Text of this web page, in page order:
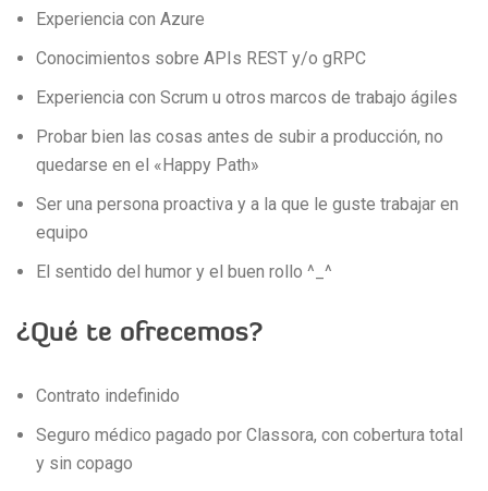
Experiencia con Azure
Conocimientos sobre APIs REST y/o gRPC
Experiencia con Scrum u otros marcos de trabajo ágiles
Probar bien las cosas antes de subir a producción, no
quedarse en el «Happy Path»
Ser una persona proactiva y a la que le guste trabajar en
equipo
El sentido del humor y el buen rollo ^_^
¿Qué te ofrecemos?
Contrato indefinido
Seguro médico pagado por Classora, con cobertura total
y sin copago